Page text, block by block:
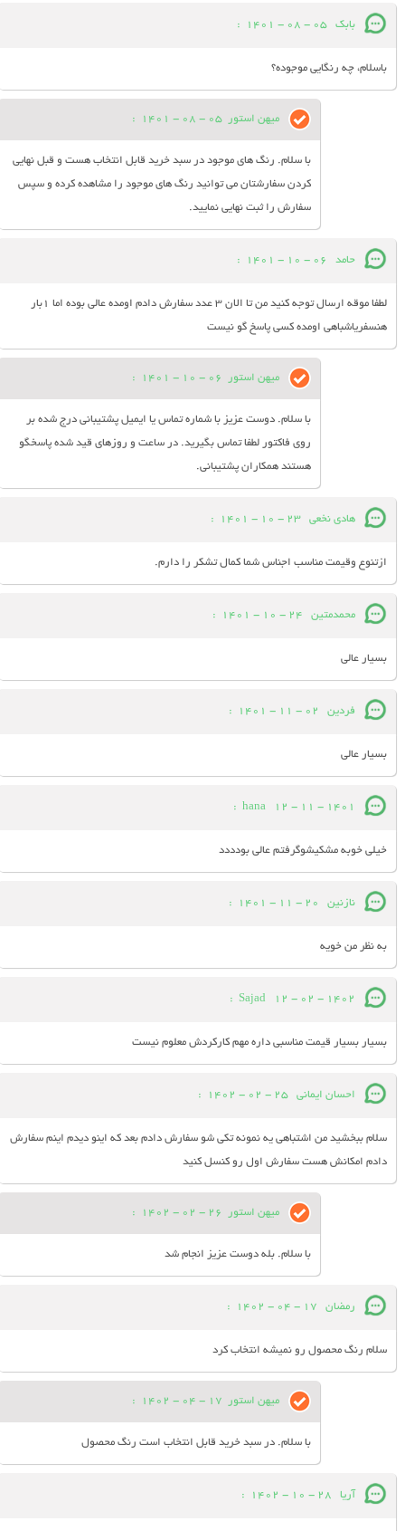
بابک 05 - 08 - 1401
:
باسلام، چه رنگایی موجوده؟
میهن استور 05 - 08 - 1401
:
با سلام. رنگ های موجود در سبد خرید قابل انتخاب هست و قبل نهایی
کردن سفارشتان می توانید رنگ های موجود را مشاهده کرده و سپس
سفارش را ثبت نهایی نمایید.
حامد 06 - 10 - 1401
:
لطفا موقه ارسال توجه کنید من تا الان ۳ عدد سفارش دادم اومده عالی بوده اما ۱بار
هنسفریاشباهی اومده کسی پاسخ گو نیست
میهن استور 06 - 10 - 1401
:
با سلام. دوست عزیز با شماره تماس یا ایمیل پشتیبانی درج شده بر
روی فاکتور لطفا تماس بگیرید. در ساعت و روزهای قید شده پاسخگو
هستند همکاران پشتیبانی.
هادی نخعی 23 - 10 - 1401
:
ازتنوع وقیمت مناسب اجناس شما کمال تشکر را دارم.
محمدمتین 24 - 10 - 1401
:
بسیار عالی
فردین 02 - 11 - 1401
:
بسیار عالی
hana 12 - 11 - 1401
:
خیلی خوبه مشکیشوگرفتم عالی بودددد
نازنین 20 - 11 - 1401
:
به نظر من خویه
Sajad 12 - 02 - 1402
:
بسیار بسیار قیمت مناسبی داره مهم کارکردش معلوم نیست
احسان ایمانی 25 - 02 - 1402
:
سلام ببخشید من اشتباهی یه نمونه تکی شو سفارش دادم بعد که اینو دیدم اینم سفارش
دادم امکانش هست سفارش اول رو کنسل کنید
میهن استور 26 - 02 - 1402
:
با سلام. بله دوست عزیز انجام شد
رمضان 17 - 04 - 1402
:
سلام رنگ محصول رو نمیشه انتخاب کرد
میهن استور 17 - 04 - 1402
:
با سلام. در سبد خرید قابل انتخاب است رنگ محصول
آریا 28 - 10 - 1402
: